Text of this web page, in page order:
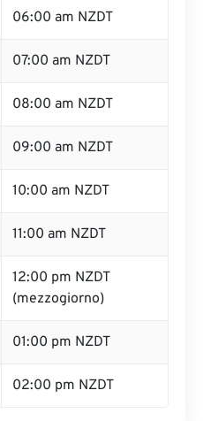
06:00 am NZDT
07:00 am NZDT
08:00 am NZDT
09:00 am NZDT
10:00 am NZDT
11:00 am NZDT
12:00 pm NZDT
(mezzogiorno)
01:00 pm NZDT
02:00 pm NZDT